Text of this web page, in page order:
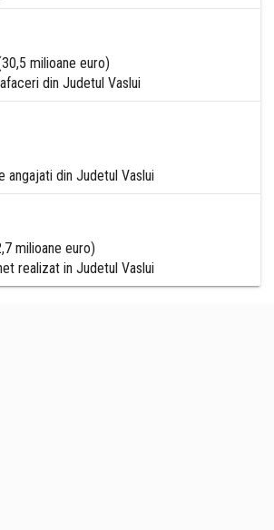
milioane euro)
din Judetul Vaslui
angajati din Judetul Vaslui
milioane euro)
realizat in Judetul Vaslui